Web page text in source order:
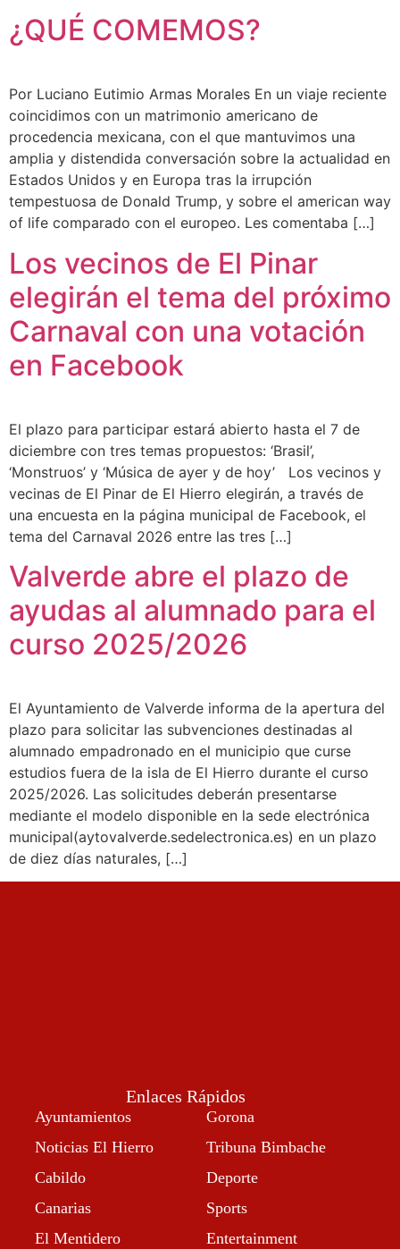
¿QUÉ COMEMOS?
Por Luciano Eutimio Armas Morales En un viaje reciente
coincidimos con un matrimonio americano de
procedencia mexicana, con el que mantuvimos una
amplia y distendida conversación sobre la actualidad en
Estados Unidos y en Europa tras la irrupción
tempestuosa de Donald Trump, y sobre el american way
of life comparado con el europeo. Les comentaba […]
Los vecinos de El Pinar
elegirán el tema del próximo
Carnaval con una votación
en Facebook
El plazo para participar estará abierto hasta el 7 de
diciembre con tres temas propuestos: ‘Brasil’,
‘Monstruos’ y ‘Música de ayer y de hoy’ Los vecinos y
vecinas de El Pinar de El Hierro elegirán, a través de
una encuesta en la página municipal de Facebook, el
tema del Carnaval 2026 entre las tres […]
Valverde abre el plazo de
ayudas al alumnado para el
curso 2025/2026
El Ayuntamiento de Valverde informa de la apertura del
plazo para solicitar las subvenciones destinadas al
alumnado empadronado en el municipio que curse
estudios fuera de la isla de El Hierro durante el curso
2025/2026. Las solicitudes deberán presentarse
mediante el modelo disponible en la sede electrónica
municipal(aytovalverde.sedelectronica.es) en un plazo
de diez días naturales, […]
Enlaces Rápidos
Ayuntamientos
Noticias El Hierro
Cabildo
Canarias
El Mentidero
Gorona
Tribuna Bimbache
Deporte
Sports
Entertainment